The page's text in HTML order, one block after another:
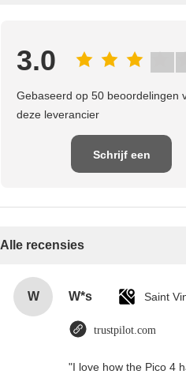
3.0
Gebaseerd op 50 beoordelingen
deze leverancier
Schrijf een
Alle recensies
W W*s
trustpilot.com
"I love how the Pico 4